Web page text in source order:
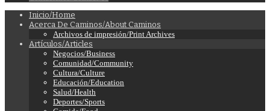
Inicio/Home
Acerca De Caminos/About Caminos
Archivos de impresión/Print Archives
Artículos/Articles
Negocios/Business
Comunidad/Community
Cultura/Culture
Educación/Education
Salud/Health
Deportes/Sports